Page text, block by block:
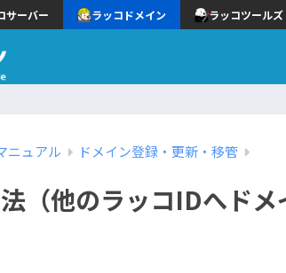
サーバー ラッコドメイン ラッコツールズ
ニュアル ドメイン登録・更新・移管
（他のラッコIDへド